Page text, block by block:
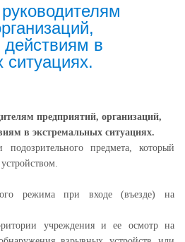
в
ситуациях.
предприятий, организаций,
в экстремальных ситуациях.
предмета, который
режима при входе (въезде) на
учреждения и ее осмотр на